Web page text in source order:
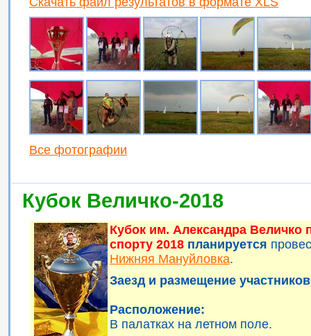
Все фотографии
Кубок Величко-2018
Кубок им. Александра Величко
спорту 2018 планируется
Нижняя Мануйловка.
Заезд и размещение
Расположение:
В палатках на летном поле.